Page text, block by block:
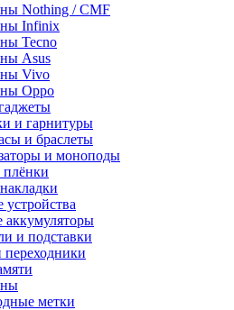
Nothing / CMF
Infinix
Tecno
Asus
Vivo
Oppo
и гарнитуры
и браслеты
и моноподы
плёнки
устройства
и подставки
переходники
метки